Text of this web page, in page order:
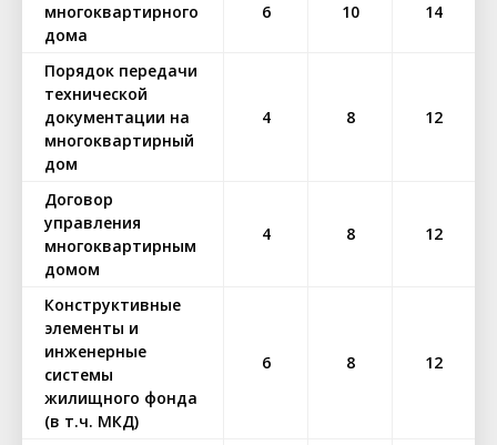
многоквартирного
дома
6 10 14
Порядок передачи
технической
документации на
многоквартирный
дом
4 8 12
Договор
управления
многоквартирным
домом
4 8 12
Конструктивные
элементы и
инженерные
системы
жилищного фонда
(в т.ч. МКД)
6 8 12